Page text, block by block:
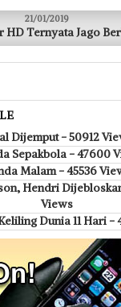
21/01/2019
HD Ternyata Jago
Dijemput - 50912
Sepakbola - 47600
Malam - 45536
Hendri
Views
Dunia 11 Hari -